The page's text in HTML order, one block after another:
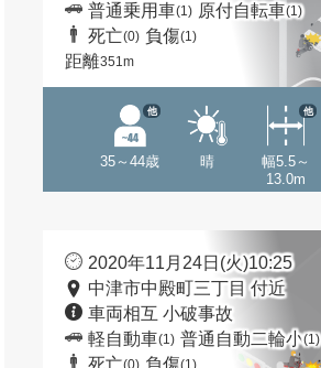
普通乗用車(1) 原付自転車(1)
死亡(0) 負傷(1)
距離351m
35～44歳
他
晴
幅5.5～
13.0m
他
2020年11月24日(火)10:25
中津市中殿町三丁目 付近
車両相互 小破事故
軽自動車(1) 普通自動二輪小(1)
死亡(0) 負傷(1)